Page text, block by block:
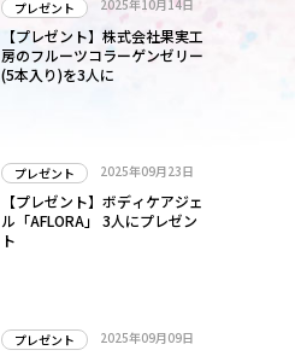
プレゼント 2025年10月14日
【プレゼント】株式会社果実工
房のフルーツコラーゲンゼリー
(5本入り)を3人に
プレゼント 2025年09月23日
【プレゼント】ボディケアジェ
ル「AFLORA」 3人にプレゼン
ト
プレゼント 2025年09月09日